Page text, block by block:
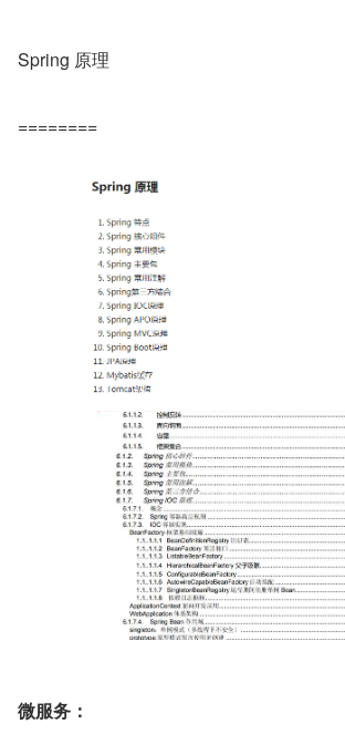
Spring 原理
========
微服务：